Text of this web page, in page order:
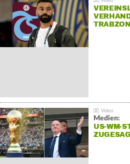
Medien:
US-WM-